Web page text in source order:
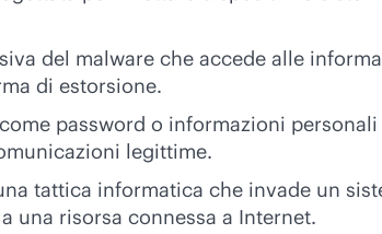
del malware che accede alle
di estorsione.
password o informazioni
legittime.
tattica informatica che invade un
una risorsa connessa a Internet.